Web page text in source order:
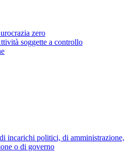
zero
soggette a controllo
incarichi politici, di amministrazione,
o di governo